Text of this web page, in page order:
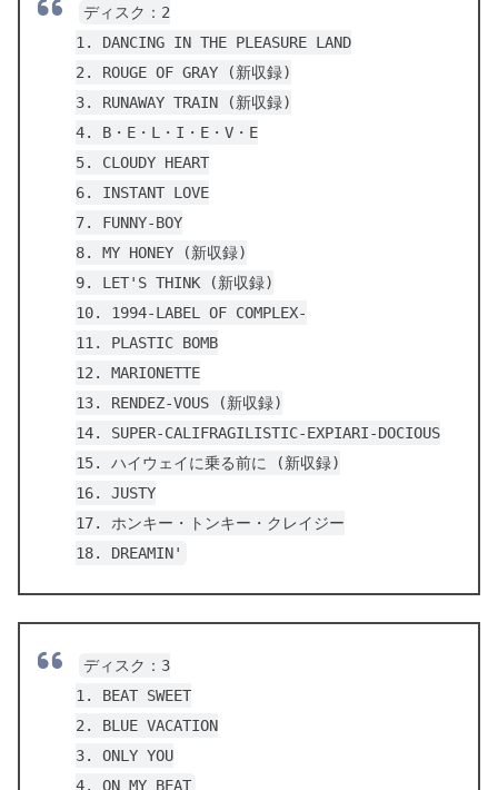
ディスク：2
1. DANCING IN THE PLEASURE LAND
2. ROUGE OF GRAY (新収録)
3. RUNAWAY TRAIN (新収録)
4. B・E・L・I・E・V・E
5. CLOUDY HEART
6. INSTANT LOVE
7. FUNNY-BOY
8. MY HONEY (新収録)
9. LET'S THINK (新収録)
10. 1994-LABEL OF COMPLEX-
11. PLASTIC BOMB
12. MARIONETTE
13. RENDEZ-VOUS (新収録)
14. SUPER-CALIFRAGILISTIC-EXPIARI-DOCIOUS
15. ハイウェイに乗る前に (新収録)
16. JUSTY
17. ホンキー・トンキー・クレイジー
18. DREAMIN'
ディスク：3
1. BEAT SWEET
2. BLUE VACATION
3. ONLY YOU
4. ON MY BEAT